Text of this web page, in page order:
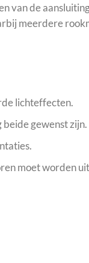
de
meerdere
lichteffecten.
gewenst zijn.
moet worden